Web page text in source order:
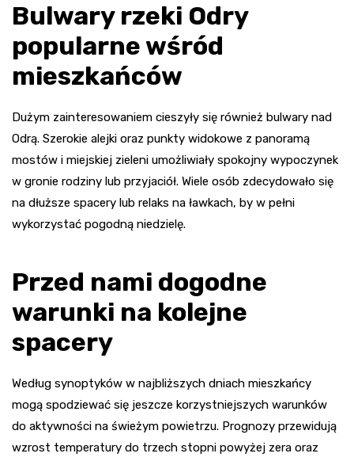
Bulwary rzeki Odry
popularne wśród
mieszkańców
Dużym zainteresowaniem cieszyły się również bulwary nad
Odrą. Szerokie alejki oraz punkty widokowe z panoramą
mostów i miejskiej zieleni umożliwiały spokojny wypoczynek
w gronie rodziny lub przyjaciół. Wiele osób zdecydowało się
na dłuższe spacery lub relaks na ławkach, by w pełni
wykorzystać pogodną niedzielę.
Przed nami dogodne
warunki na kolejne
spacery
Według synoptyków w najbliższych dniach mieszkańcy
mogą spodziewać się jeszcze korzystniejszych warunków
do aktywności na świeżym powietrzu. Prognozy przewidują
wzrost temperatury do trzech stopni powyżej zera oraz